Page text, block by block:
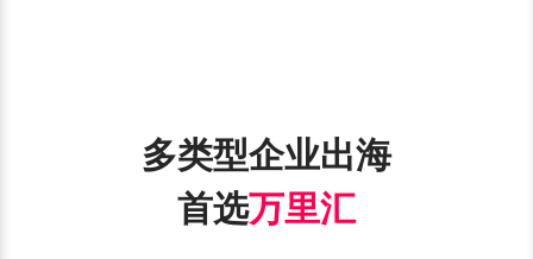
多类型企业出海
首选万里汇